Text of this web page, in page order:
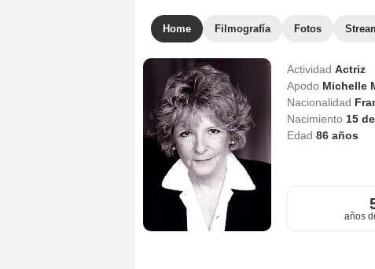
Home Filmografía Fotos
Actividad Actriz
Apodo Michelle
Nacionalidad
Nacimiento 15
Edad 86años
años